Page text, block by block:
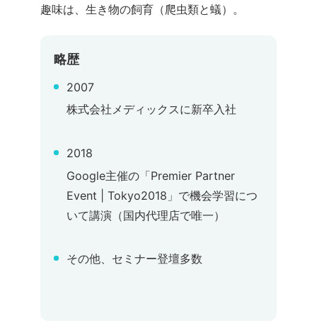
趣味は、生き物の飼育（爬虫類と蟻）。
略歴
2007
株式会社メディックスに新卒入社
2018
Google主催の「Premier Partner
Event | Tokyo2018」で機会学習につ
いて講演（国内代理店で唯一）
その他、セミナー登壇多数